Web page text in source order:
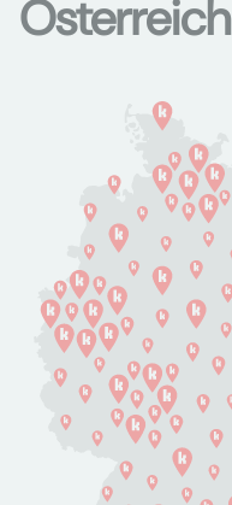
Österreich